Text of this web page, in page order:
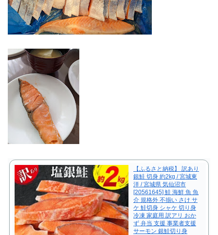
【ふるさと納税】 訳あり
銀鮭 切身 約2kg / 宮城東
洋 / 宮城県 気仙沼市
[20561645] 鮭 海鮮 魚 魚
介 規格外 不揃い さけ サ
ケ 鮭切身 シャケ 切り身
冷凍 家庭用 訳アリ おか
ず 弁当 支援 事業者支援
サーモン 銀鮭切り身